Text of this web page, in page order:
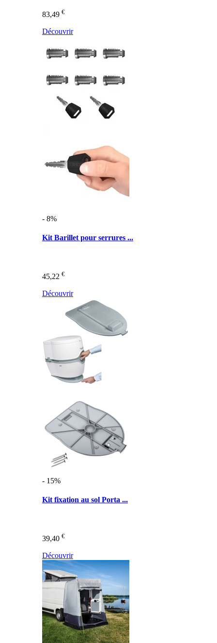
83,49 €
Découvrir
- 8%
Kit Barillet pour serrures ...
45,22 €
Découvrir
- 15%
Kit fixation au sol Porta ...
39,40 €
Découvrir